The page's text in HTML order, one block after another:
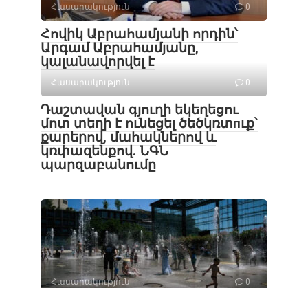
Հասարակություն 0
Հովիկ Աբրահամյանի որդին՝
Արգամ Աբրահամյանը,
կալանավորվել է
Հասարակություն 0
Դաշտավան գյուղի եկեղեցու
մոտ տեղի է ունեցել ծեծկռտпւք՝
քարերով, մահակներով և
կռփազենքով. ՆԳՆ
պարզաբանումը
Հասարակություն 0